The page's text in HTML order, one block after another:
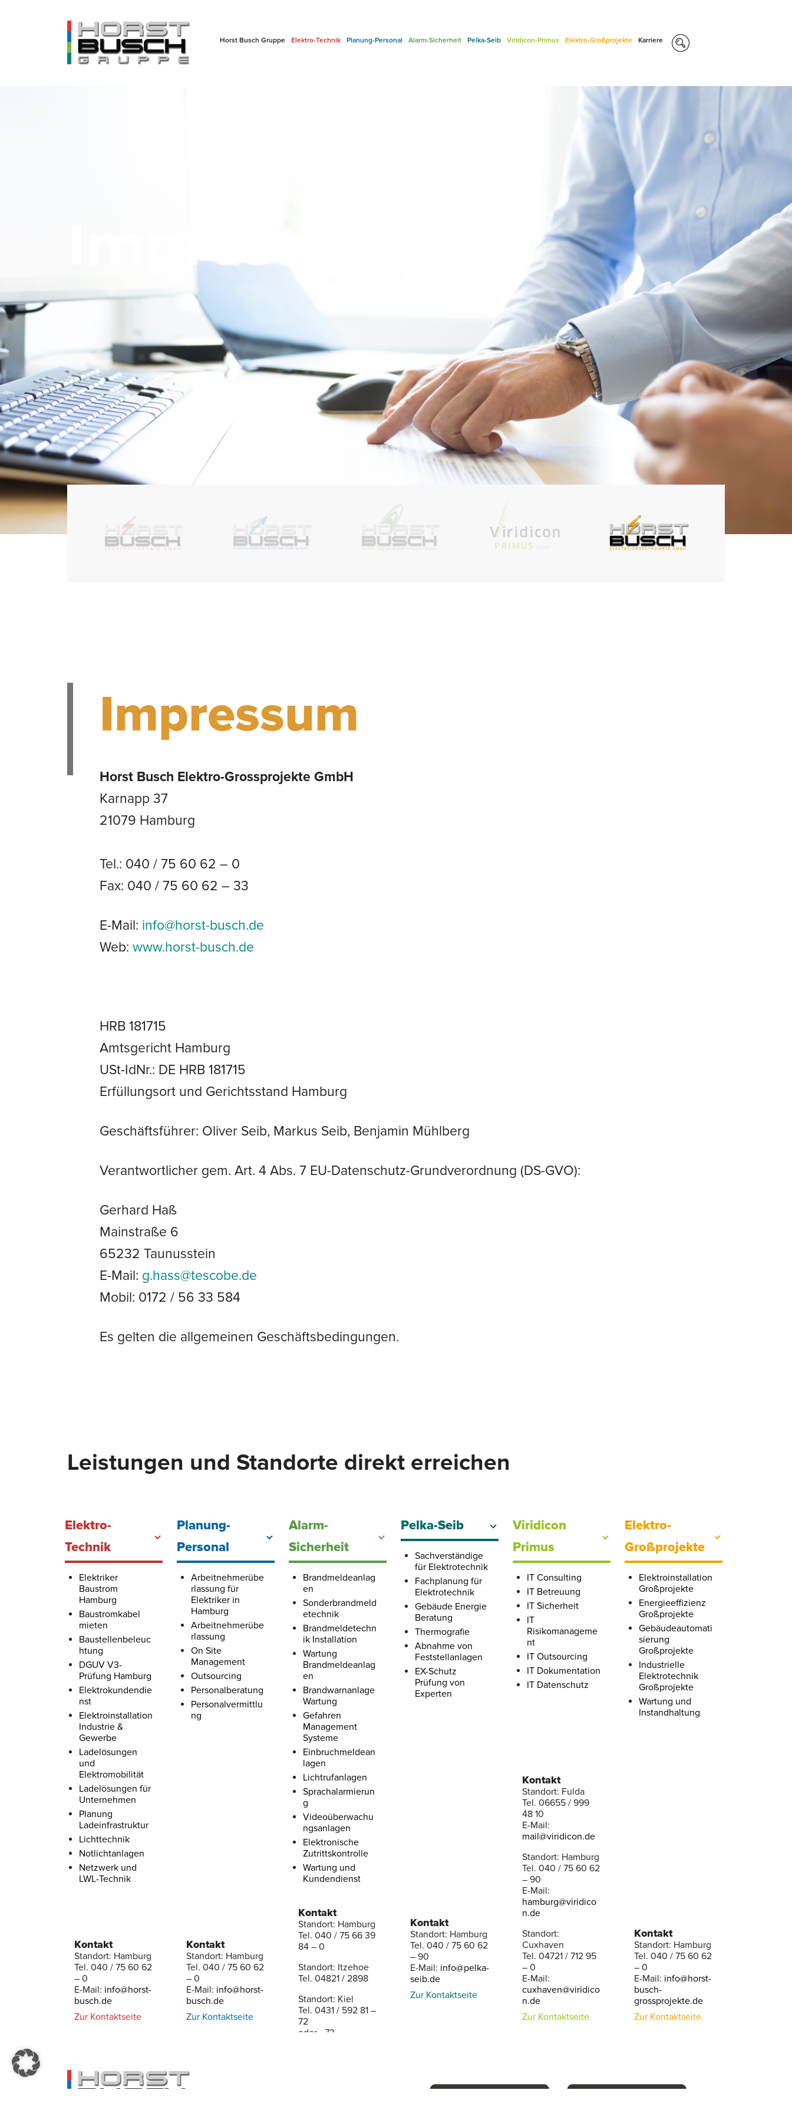
Horst Busch Gruppe Elektro-Technik Planung-Personal Alarm-Sicherheit Pelka-Seib Viridicon-Primus Elektro-Großprojekte Karriere
Impressum
Impressum
Horst Busch Elektro-Grossprojekte GmbH
Karnapp 37
21079 Hamburg
Tel.: 040 / 75 60 62 – 0
Fax: 040 / 75 60 62 – 33
E-Mail: info@horst-busch.de
Web: www.horst-busch.de
HRB 181715
Amtsgericht Hamburg
USt-IdNr.: DE HRB 181715
Erfüllungsort und Gerichtsstand Hamburg
Geschäftsführer: Oliver Seib, Markus Seib, Benjamin Mühlberg
Verantwortlicher gem. Art. 4 Abs. 7 EU-Datenschutz-Grundverordnung (DS-GVO):
Gerhard Haß
Mainstraße 6
65232 Taunusstein
E-Mail: g.hass@tescobe.de
Mobil: 0172 / 56 33 584
Es gelten die allgemeinen Geschäftsbedingungen.
Leistungen und Standorte direkt erreichen
Elektro-
Technik
Elektriker
Baustrom
Hamburg
Baustromkabel
mieten
Baustellenbeleuc
htung
DGUV V3-
Prüfung Hamburg
Elektrokundendie
nst
Elektroinstallation
Industrie &
Gewerbe
Ladelösungen
und
Elektromobilität
Ladelösungen für
Unternehmen
Planung
Ladeinfrastruktur
Lichttechnik
Notlichtanlagen
Netzwerk und
LWL-Technik
Kontakt
Standort: Hamburg
Tel. 040 / 75 60 62
– 0
E-Mail: info@horst-
busch.de
Zur Kontaktseite
Planung-
Personal
Arbeitnehmerübe
rlassung für
Elektriker in
Hamburg
Arbeitnehmerübe
rlassung
On Site
Management
Outsourcing
Personalberatung
Personalvermittlu
ng
Kontakt
Standort: Hamburg
Tel. 040 / 75 60 62
– 0
E-Mail: info@horst-
busch.de
Zur Kontaktseite
Alarm-
Sicherheit
Brandmeldeanlag
en
Sonderbrandmeld
etechnik
Brandmeldetechn
ik Installation
Wartung
Brandmeldeanlag
en
Brandwarnanlage
Wartung
Gefahren
Management
Systeme
Einbruchmeldean
lagen
Lichtrufanlagen
Sprachalarmierun
g
Videoüberwachu
ngsanlagen
Elektronische
Zutrittskontrolle
Wartung und
Kundendienst
Kontakt
Standort: Hamburg
Tel. 040 / 75 66 39
84 – 0
Standort: Itzehoe
Tel. 04821 / 2898
Standort: Kiel
Tel. 0431 / 592 81 –
72
oder –73
Pelka-Seib
Sachverständige
für Elektrotechnik
Fachplanung für
Elektrotechnik
Gebäude Energie
Beratung
Thermografie
Abnahme von
Feststellanlagen
EX-Schutz
Prüfung von
Experten
Kontakt
Standort: Hamburg
Tel. 040 / 75 60 62
– 90
E-Mail: info@pelka-
seib.de
Zur Kontaktseite
Viridicon
Primus
IT Consulting
IT Betreuung
IT Sicherheit
IT
Risikomanageme
nt
IT Outsourcing
IT Dokumentation
IT Datenschutz
Kontakt
Standort: Fulda
Tel. 06655 / 999
48 10
E-Mail:
mail@viridicon.de
Standort: Hamburg
Tel. 040 / 75 60 62
– 90
E-Mail:
hamburg@viridico
n.de
Standort:
Cuxhaven
Tel. 04721 / 712 95
– 0
E-Mail:
cuxhaven@viridico
n.de
Zur Kontaktseite
Elektro-
Großprojekte
Elektroinstallation
Großprojekte
Energieeffizienz
Großprojekte
Gebäudeautomati
sierung
Großprojekte
Industrielle
Elektrotechnik
Großprojekte
Wartung und
Instandhaltung
Kontakt
Standort: Hamburg
Tel. 040 / 75 60 62
– 0
E-Mail: info@horst-
busch-
grossprojekte.de
Zur Kontaktseite